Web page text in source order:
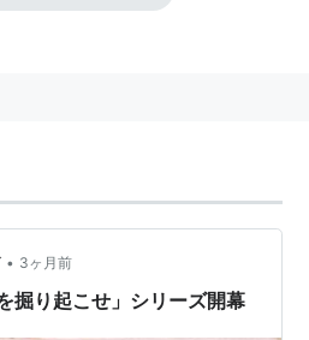
• 3ヶ月前
掘り起こせ」シリーズ開幕